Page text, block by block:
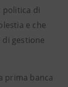
politica di
e che
gestione
prima banca